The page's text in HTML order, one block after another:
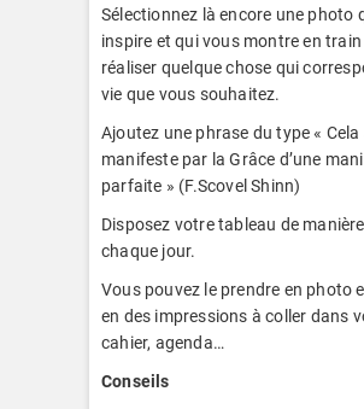
Sélectionnez là encore une photo
inspire et qui vous montre en train
réaliser quelque chose qui
vie que vous souhaitez.
Ajoutez une phrase du type « Cela
manifeste par la Grâce d’une
parfaite » (F.Scovel Shinn)
Disposez votre tableau de
chaque jour.
Vous pouvez le prendre en photo
en des impressions à coller dans
cahier, agenda…
Conseils